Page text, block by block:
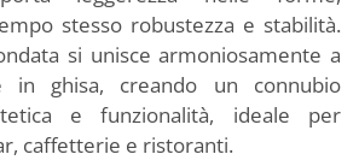
stesso robustezza e stabilità.
si unisce armoniosamente a
in ghisa, creando un connubio
e funzionalità, ideale per
caffetterie e ristoranti.